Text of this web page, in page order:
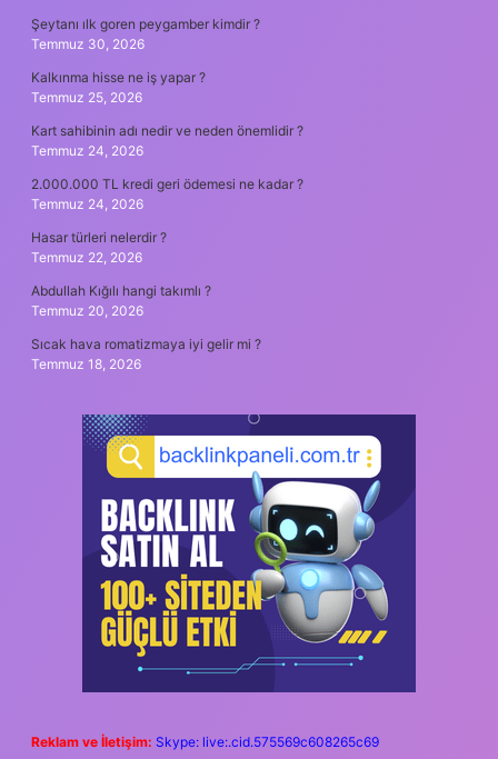
Şeytanı ılk goren peygamber kimdir ?
Temmuz 30, 2026
Kalkınma hisse ne iş yapar ?
Temmuz 25, 2026
Kart sahibinin adı nedir ve neden önemlidir ?
Temmuz 24, 2026
2.000.000 TL kredi geri ödemesi ne kadar ?
Temmuz 24, 2026
Hasar türleri nelerdir ?
Temmuz 22, 2026
Abdullah Kığılı hangi takımlı ?
Temmuz 20, 2026
Sıcak hava romatizmaya iyi gelir mi ?
Temmuz 18, 2026
Reklam ve İletişim: Skype: live:.cid.575569c608265c69